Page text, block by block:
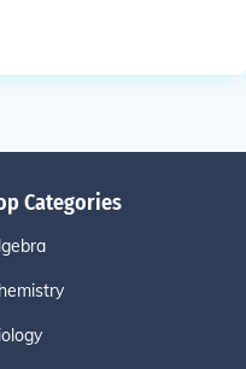
Categories